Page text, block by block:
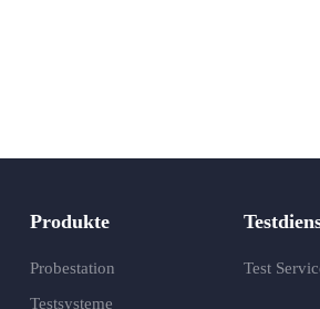
Produkte
Probestation
Testsysteme
Test